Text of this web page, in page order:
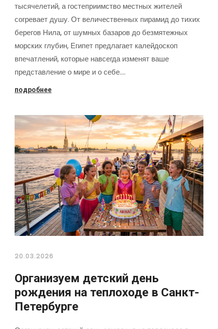
тысячелетий, а гостеприимство местных жителей
согревает душу. От величественных пирамид до тихих
берегов Нила, от шумных базаров до безмятежных
морских глубин, Египет предлагает калейдоскоп
впечатлений, которые навсегда изменят ваше
представление о мире и о себе.…
подробнее
20.03.2026
Организуем детский день
рождения на теплоходе в Санкт-
Петербурге